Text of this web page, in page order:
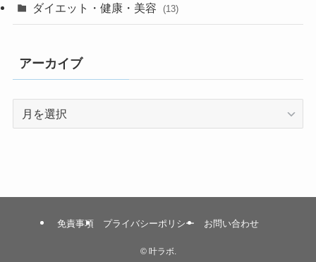
ダイエット・健康・美容 (13)
アーカイブ
免責事項 プライバシーポリシー お問い合わせ
©叶ラボ.